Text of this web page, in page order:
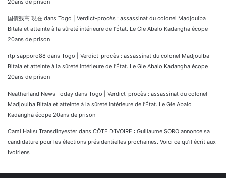
20ans de prison
国債残高 現在 dans Togo | Verdict-procès : assassinat du colonel Madjoulba
Bitala et atteinte à la sûreté intérieure de l’État. Le Gle Abalo Kadangha écope
20ans de prison
rtp sapporo88 dans Togo | Verdict-procès : assassinat du colonel Madjoulba
Bitala et atteinte à la sûreté intérieure de l’État. Le Gle Abalo Kadangha écope
20ans de prison
Neatherland News Today dans Togo | Verdict-procès : assassinat du colonel
Madjoulba Bitala et atteinte à la sûreté intérieure de l’État. Le Gle Abalo
Kadangha écope 20ans de prison
Cami Halısı Transdinyester dans CÔTE D’IVOIRE : Guillaume SORO annonce sa
candidature pour les élections présidentielles prochaines. Voici ce qu’il écrit aux
Ivoiriens